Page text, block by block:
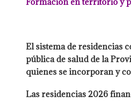
El sistema de residencias
pública de salud de la
quienes se incorporan y
Las residencias 2026